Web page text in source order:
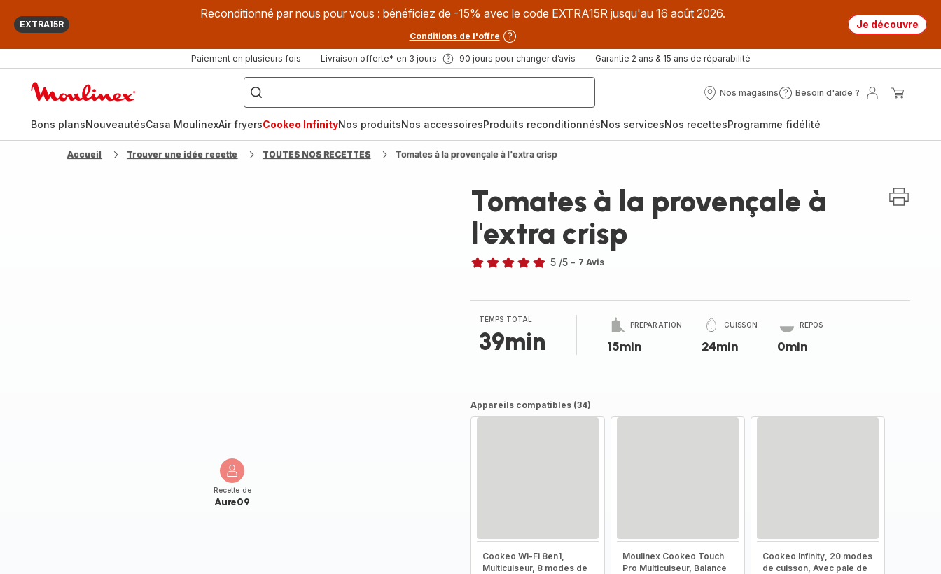
EXTRA15R
Reconditionné par nous pour vous : bénéficiez de -15% avec le code EXTRA15R jusqu'au 16 août 2026.
Conditions de l'offre
Je découvre
Paiement en plusieurs fois Livraison offerte* en 3 jours 90 jours pour changer d’avis Garantie 2 ans & 15 ans de réparabilité
["Que
recherchez-
vous
?",
fryer",
"Companion"]
Nos magasins
Nos
Besoin d'aide ?
Besoin
?
Mon
Bons plansNouveautésCasa MoulinexAir fryersCookeo InfinityNos produitsNos accessoiresProduits reconditionnésNos servicesNos recettesProgramme fidélité
Accueil Trouver une idée recette TOUTES NOS RECETTES Tomates à la provençale à l'extra crisp
Recette de
Aure09
Tomates à la provençale à
l'extra crisp
étoiles
(moyenne)
5 /5 - 7 Avis
TEMPS TOTAL
39min
PRÉPARATION
15min
CUISSON
24min
REPOS
0min
Appareils compatibles (34)
Cookeo Wi-Fi 8en1,
Multicuiseur, 8 modes de
Moulinex Cookeo Touch
Pro Multicuiseur, Balance
Cookeo Infinity, 20 modes
de cuisson, Avec pale de